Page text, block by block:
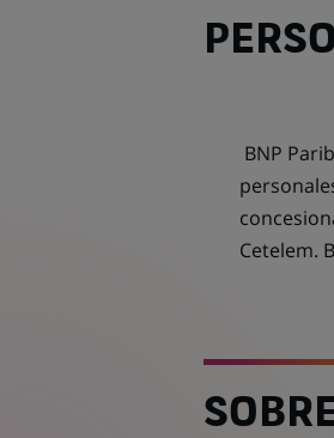
BNP
Cetelem.